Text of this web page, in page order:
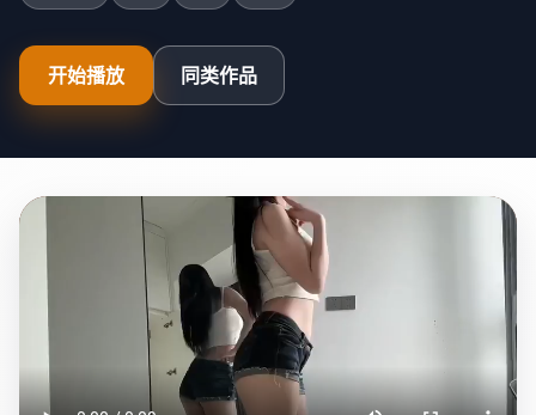
开始播放 同类作品